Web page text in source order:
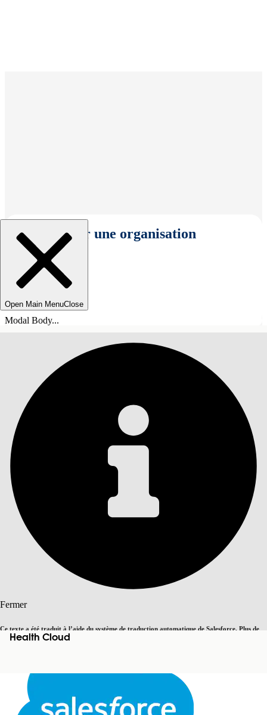
Sélectionner une organisation
Open Main MenuClose
Modal Body...
Fermer
Ce texte a été traduit à l’aide du système de traduction automatique de Salesforce. Plus de
détails, consultez <cette page
Health Cloud
Table des matières
TABLE DES MATIÈRES
Rechercher